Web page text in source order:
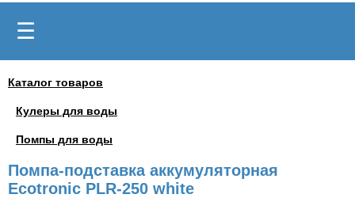
☰
Каталог товаров
Кулеры для воды
Помпы для воды
Помпа-подставка аккумуляторная
Ecotronic PLR-250 white